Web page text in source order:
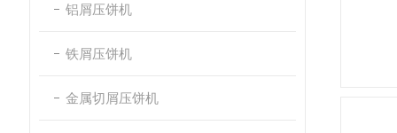
铝屑压饼机
铁屑压饼机
金属切屑压饼机